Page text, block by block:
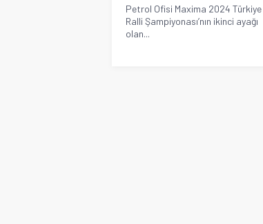
Petrol Ofisi Maxima 2024 Türkiye
Ralli Şampiyonası’nın ikinci ayağı
olan...